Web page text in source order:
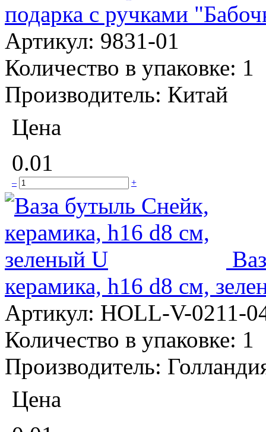
подарка с ручками
Артикул: 9831-01
Количество в упаковке: 1
Производитель: Китай
Цена
0.01
– +
керамика, h16 d8 см,
Артикул: HOLL-V-0211-
Количество в упаковке: 1
Производитель:
Цена